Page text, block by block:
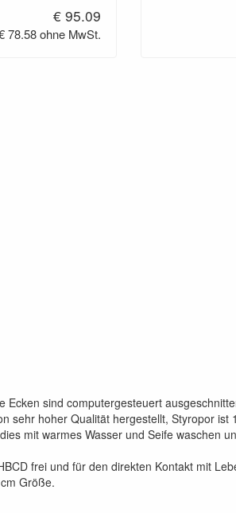
€ 95.09
78.58 ohne MwSt.
sind computergesteuert
sehr hoher Qualität hergestellt, Styropor ist
mit warmes Wasser und Seife waschen
frei und für den direkten Kontakt mit
Größe.